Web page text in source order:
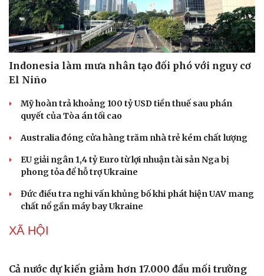
Doanh nghiệp
Doanh nghiệp 24h
Doanh nhân
Tin Công nghệ
Indonesia làm mưa nhân tạo đối phó với nguy cơ
El Niño
Mỹ hoàn trả khoảng 100 tỷ USD tiền thuế sau phán
quyết của Tòa án tối cao
Australia đóng cửa hàng trăm nhà trẻ kém chất lượng
EU giải ngân 1,4 tỷ Euro từ lợi nhuận tài sản Nga bị
phong tỏa để hỗ trợ Ukraine
Đức điều tra nghi vấn khủng bố khi phát hiện UAV mang
chất nổ gần máy bay Ukraine
XÃ HỘI